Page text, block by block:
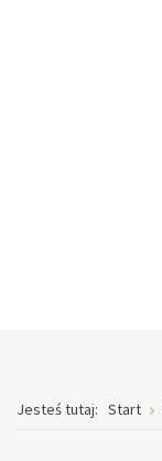
Jesteś tutaj: Start